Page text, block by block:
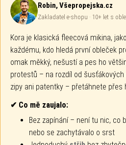
Robin, Všepropejska.cz
Zakladatel e-shopu · 10+ let s
Kora je klasická fleecová mikina,
každému, kdo hledá první obleček
omak měkký, nešustí a pes ho
protestů – na rozdíl od šusťákových
zipy ani patentky – přetáhnete přes
✔ Co mě zaujalo:
Bez zapínání – není tu nic, co
nebo se zachytávalo o srst